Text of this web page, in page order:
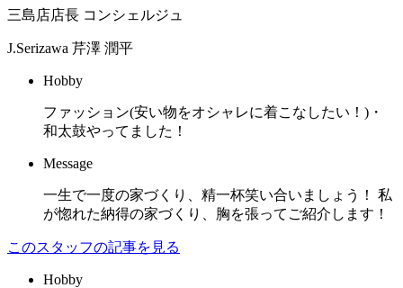
三島店店長 コンシェルジュ
J.Serizawa 芹澤 潤平
Hobby
ファッション(安い物をオシャレに着こなしたい！)・
和太鼓やってました！
Message
一生で一度の家づくり、精一杯笑い合いましょう！ 私
が惚れた納得の家づくり、胸を張ってご紹介します！
このスタッフの記事を見る
Hobby